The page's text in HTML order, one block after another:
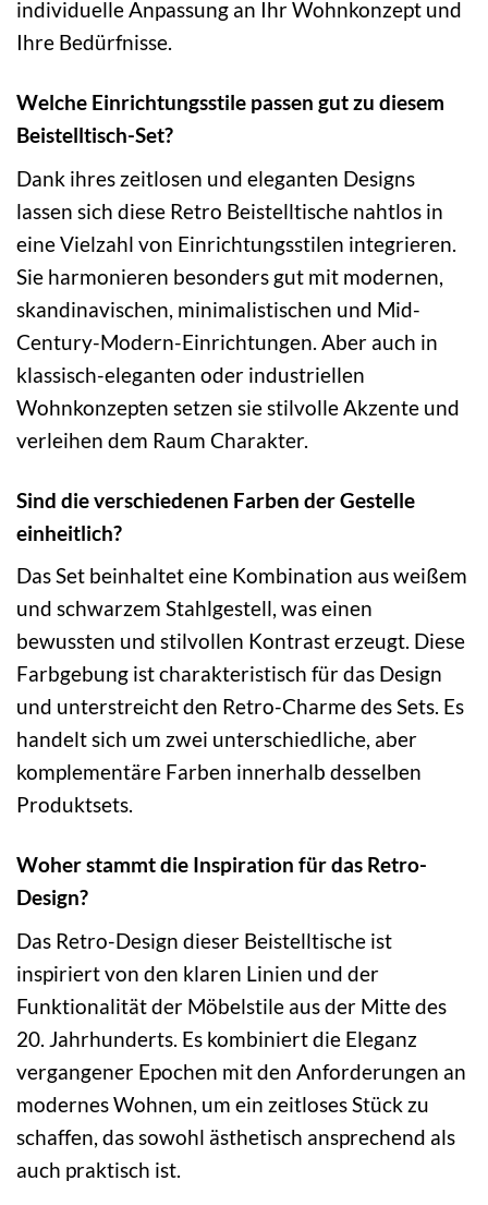
individuelle Anpassung an Ihr Wohnkonzept und
Ihre Bedürfnisse.
Welche Einrichtungsstile passen gut zu diesem
Beistelltisch-Set?
Dank ihres zeitlosen und eleganten Designs
lassen sich diese Retro Beistelltische nahtlos in
eine Vielzahl von Einrichtungsstilen integrieren.
Sie harmonieren besonders gut mit modernen,
skandinavischen, minimalistischen und Mid-
Century-Modern-Einrichtungen. Aber auch in
klassisch-eleganten oder industriellen
Wohnkonzepten setzen sie stilvolle Akzente und
verleihen dem Raum Charakter.
Sind die verschiedenen Farben der Gestelle
einheitlich?
Das Set beinhaltet eine Kombination aus weißem
und schwarzem Stahlgestell, was einen
bewussten und stilvollen Kontrast erzeugt. Diese
Farbgebung ist charakteristisch für das Design
und unterstreicht den Retro-Charme des Sets. Es
handelt sich um zwei unterschiedliche, aber
komplementäre Farben innerhalb desselben
Produktsets.
Woher stammt die Inspiration für das Retro-
Design?
Das Retro-Design dieser Beistelltische ist
inspiriert von den klaren Linien und der
Funktionalität der Möbelstile aus der Mitte des
20. Jahrhunderts. Es kombiniert die Eleganz
vergangener Epochen mit den Anforderungen an
modernes Wohnen, um ein zeitloses Stück zu
schaffen, das sowohl ästhetisch ansprechend als
auch praktisch ist.